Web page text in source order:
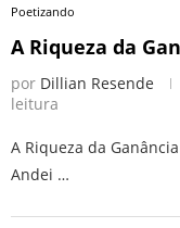
Poetizando
A Riqueza da
por Dillian Resende
leitura
A Riqueza da
Andei …